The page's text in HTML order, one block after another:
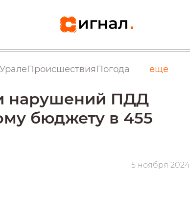
ПроисшествияПогода еще
нарушений ПДД
бюджету в 455
5 ноября 2024